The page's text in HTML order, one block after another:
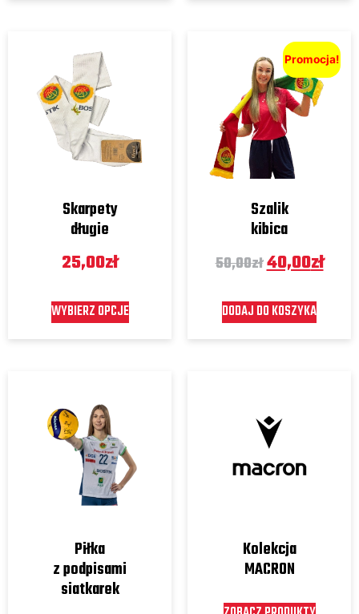
Skarpety
długie
25,00zł
WYBIERZ OPCJE
Promocja!
Szalik
kibica
50,00zł40,00zł
DODAJ DO KOSZYKA
Piłka
z podpisami
siatkarek
Kolekcja
MACRON